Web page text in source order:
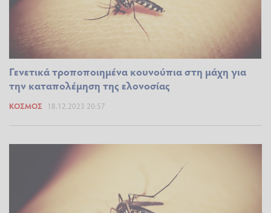
Γενετικά τροποποιημένα κουνούπια στη μάχη για
την καταπολέμηση της ελονοσίας
ΚΌΣΜΟΣ 18.12.2023 20:57